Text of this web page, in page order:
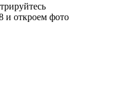
и откроем фото